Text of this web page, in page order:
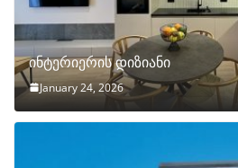
ინტერიერის დიზიანი
January 24, 2026